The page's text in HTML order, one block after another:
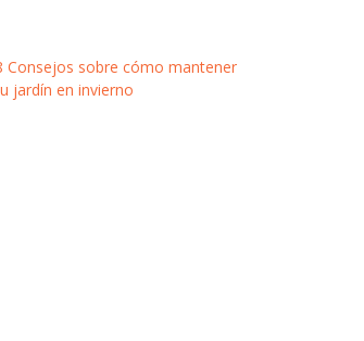
Consejos sobre cómo mantener
jardín en invierno